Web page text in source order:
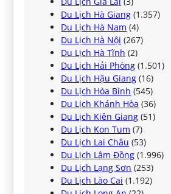
Du Lịch Hà Giang (1.357)
Du Lịch Hà Nam (4)
Du Lịch Hà Nội (267)
Du Lịch Hà Tĩnh (2)
Du Lịch Hải Phòng (1.501)
Du Lịch Hậu Giang (16)
Du Lịch Hòa Bình (545)
Du Lịch Khánh Hòa (36)
Du Lịch Kiên Giang (51)
Du Lịch Kon Tum (7)
Du Lịch Lai Châu (53)
Du Lịch Lâm Đồng (1.996)
Du Lịch Lạng Sơn (253)
Du Lịch Lào Cai (1.192)